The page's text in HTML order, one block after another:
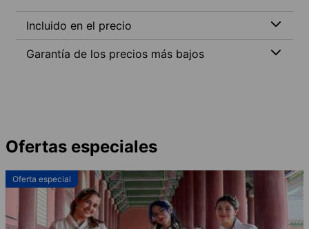
Incluido en el precio
Garantía de los precios más bajos
Ofertas especiales
Oferta especial